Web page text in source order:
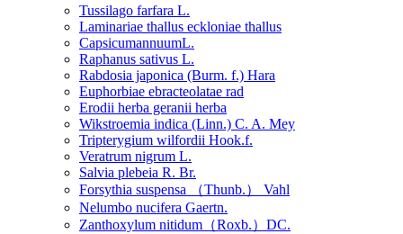
Tussilago farfara L.
Laminariae thallus eckloniae thallus
CapsicumannuumL.
Raphanus sativus L.
Rabdosia japonica (Burm. f.) Hara
Euphorbiae ebracteolatae rad
Erodii herba geranii herba
Wikstroemia indica (Linn.) C. A. Mey
Tripterygium wilfordii Hook.f.
Veratrum nigrum L.
Salvia plebeia R. Br.
Forsythia suspensa （Thunb.） Vahl
Nelumbo nucifera Gaertn.
Zanthoxylum nitidum（Roxb.）DC.